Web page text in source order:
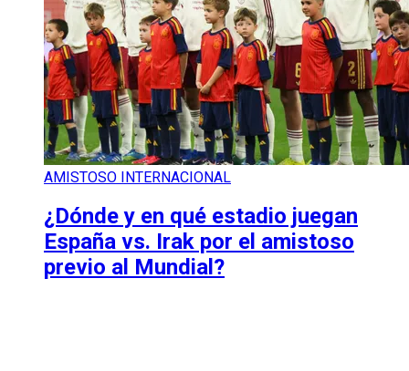
AMISTOSO INTERNACIONAL
¿Dónde y en qué estadio juegan
España vs. Irak por el amistoso
previo al Mundial?